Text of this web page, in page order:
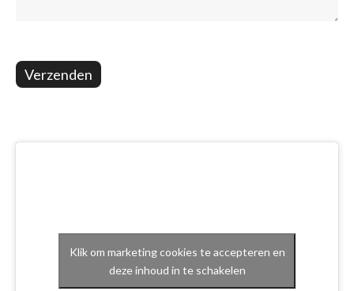
Verzenden
Klik om marketing cookies te accepteren en
deze inhoud in te schakelen